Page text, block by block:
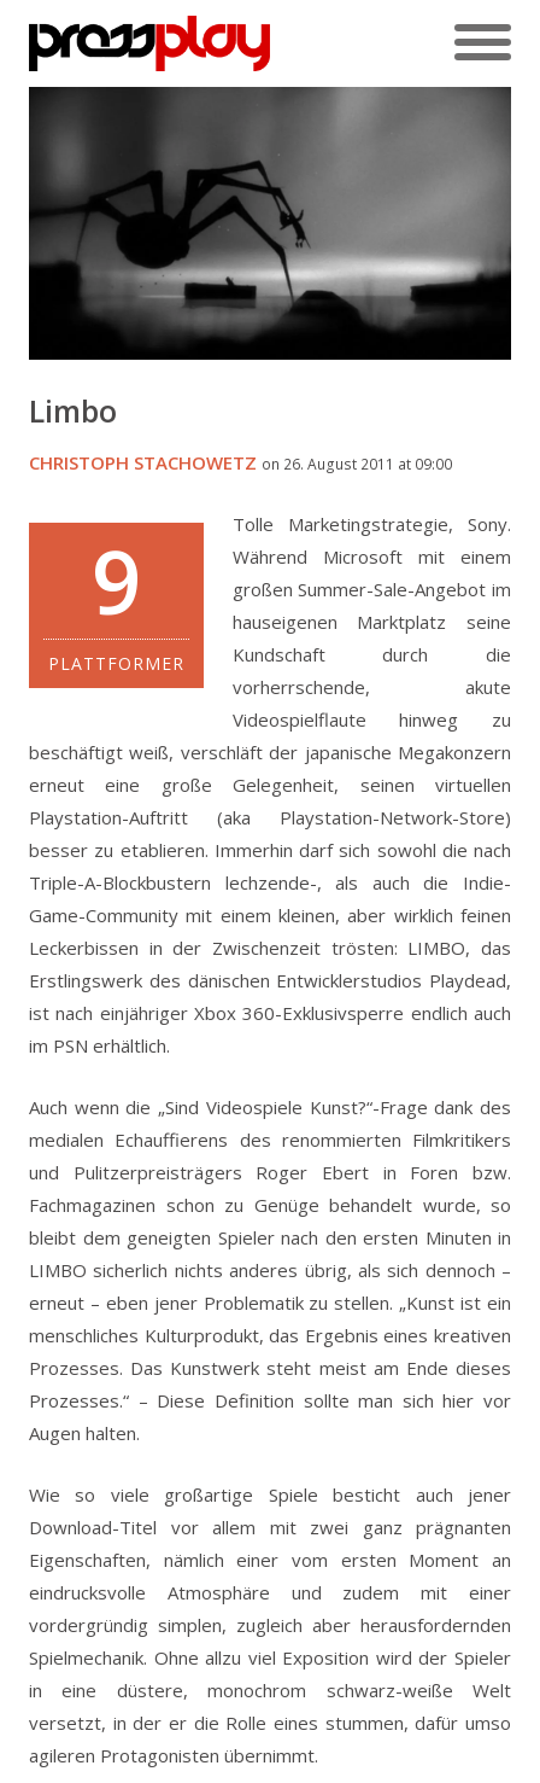
Limbo
CHRISTOPH STACHOWETZ on 26. August 2011 at 09:00
9
PLATTFORMER
Tolle Marketingstrategie, Sony.
Während Microsoft mit einem
großen Summer-Sale-Angebot im
hauseigenen Marktplatz seine
Kundschaft durch die
vorherrschende, akute
Videospielflaute hinweg zu
beschäftigt weiß, verschläft der japanische Megakonzern
erneut eine große Gelegenheit, seinen virtuellen
Playstation-Auftritt (aka Playstation-Network-Store)
besser zu etablieren. Immerhin darf sich sowohl die nach
Triple-A-Blockbustern lechzende-, als auch die Indie-
Game-Community mit einem kleinen, aber wirklich feinen
Leckerbissen in der Zwischenzeit trösten: LIMBO, das
Erstlingswerk des dänischen Entwicklerstudios Playdead,
ist nach einjähriger Xbox 360-Exklusivsperre endlich auch
im PSN erhältlich.
Auch wenn die „Sind Videospiele Kunst?“-Frage dank des
medialen Echauffierens des renommierten Filmkritikers
und Pulitzerpreisträgers Roger Ebert in Foren bzw.
Fachmagazinen schon zu Genüge behandelt wurde, so
bleibt dem geneigten Spieler nach den ersten Minuten in
LIMBO sicherlich nichts anderes übrig, als sich dennoch –
erneut – eben jener Problematik zu stellen. „Kunst ist ein
menschliches Kulturprodukt, das Ergebnis eines kreativen
Prozesses. Das Kunstwerk steht meist am Ende dieses
Prozesses.“ – Diese Definition sollte man sich hier vor
Augen halten.
Wie so viele großartige Spiele besticht auch jener
Download-Titel vor allem mit zwei ganz prägnanten
Eigenschaften, nämlich einer vom ersten Moment an
eindrucksvolle Atmosphäre und zudem mit einer
vordergründig simplen, zugleich aber herausfordernden
Spielmechanik. Ohne allzu viel Exposition wird der Spieler
in eine düstere, monochrom schwarz-weiße Welt
versetzt, in der er die Rolle eines stummen, dafür umso
agileren Protagonisten übernimmt.